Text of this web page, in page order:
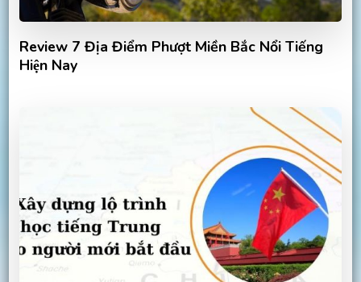
Review 7 Địa Điểm Phượt Miền Bắc Nổi Tiếng
Hiện Nay